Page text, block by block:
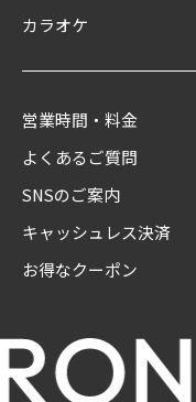
カラオケ
営業時間・料金
よくあるご質問
SNSのご案内
キャッシュレス決済
お得なクーポン